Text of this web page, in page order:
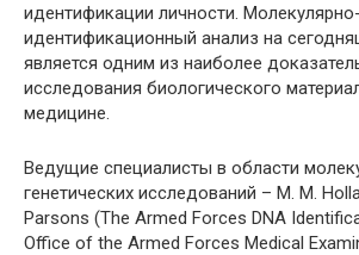
идентификации личности.
идентификационный анализ на
является одним из наиболее
исследования биологического
медицине.
Ведущие специалисты в области
генетических исследований – M. M.
Parsons (The Armed Forces DNA
Office of the Armed Forces Medical